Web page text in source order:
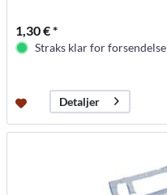
1,30 € *
Straks klar for forsendelse
Detaljer